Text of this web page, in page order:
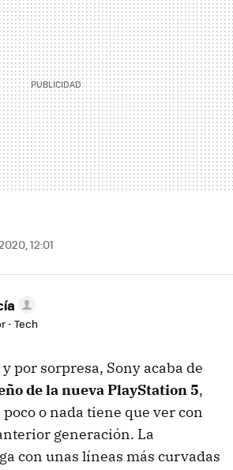
12:01
- Tech
por sorpresa, Sony acaba de
de la nueva PlayStation 5,
o nada tiene que ver con
generación. La
con unas líneas más curvadas